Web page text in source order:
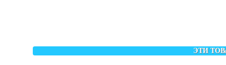
ЭТИ